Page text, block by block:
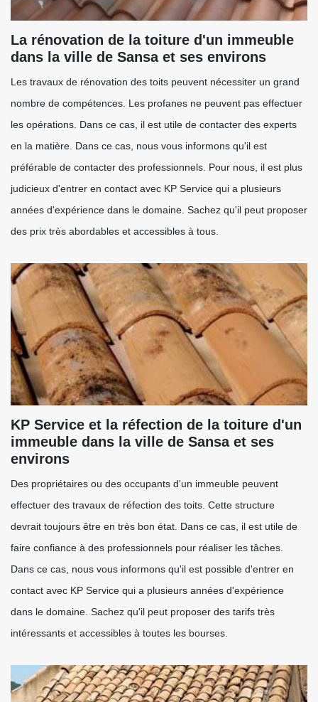
La rénovation de la toiture d'un immeuble
dans la ville de Sansa et ses environs
Les travaux de rénovation des toits peuvent nécessiter un grand
nombre de compétences. Les profanes ne peuvent pas effectuer
les opérations. Dans ce cas, il est utile de contacter des experts
en la matière. Dans ce cas, nous vous informons qu'il est
préférable de contacter des professionnels. Pour nous, il est plus
judicieux d'entrer en contact avec KP Service qui a plusieurs
années d'expérience dans le domaine. Sachez qu'il peut proposer
des prix très abordables et accessibles à tous.
KP Service et la réfection de la toiture d'un
immeuble dans la ville de Sansa et ses
environs
Des propriétaires ou des occupants d'un immeuble peuvent
effectuer des travaux de réfection des toits. Cette structure
devrait toujours être en très bon état. Dans ce cas, il est utile de
faire confiance à des professionnels pour réaliser les tâches.
Dans ce cas, nous vous informons qu'il est possible d'entrer en
contact avec KP Service qui a plusieurs années d'expérience
dans le domaine. Sachez qu'il peut proposer des tarifs très
intéressants et accessibles à toutes les bourses.